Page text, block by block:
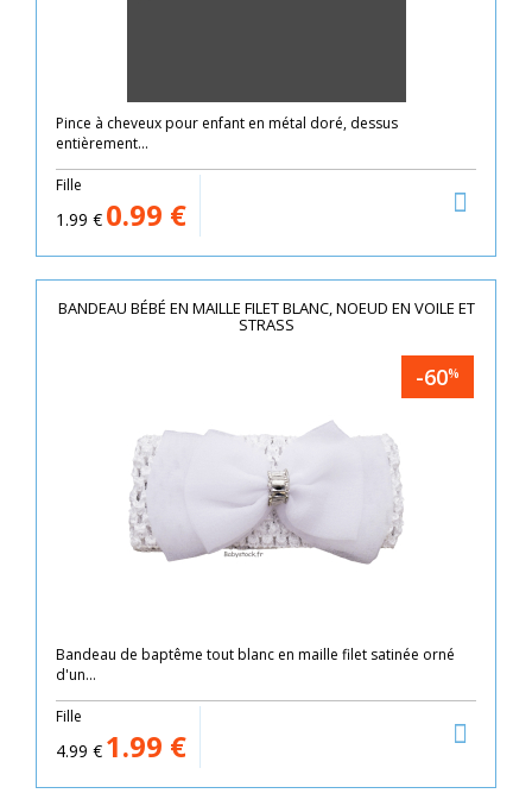
Pince à cheveux pour enfant en métal doré, dessus
entièrement...
Fille
1.99 € 0.99 €
BANDEAU BÉBÉ EN MAILLE FILET BLANC, NOEUD EN VOILE ET
STRASS
-60%
Bandeau de baptême tout blanc en maille filet satinée orné
d'un...
Fille
4.99 € 1.99 €